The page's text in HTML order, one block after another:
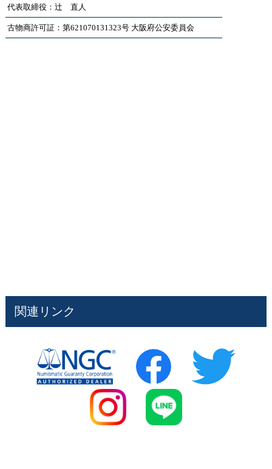
代表取締役：辻 直人
古物商許可証：第621070131323号 大阪府公安委員会
関連リンク